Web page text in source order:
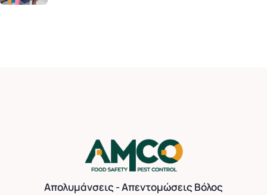
Απολυμάνσεις - Απεντομώσεις Βόλος